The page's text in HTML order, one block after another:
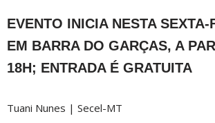
EVENTO INICIA NESTA SEXTA-
EM BARRA DO GARÇAS, A
18H; ENTRADA É GRATUITA
Tuani Nunes | Secel-MT